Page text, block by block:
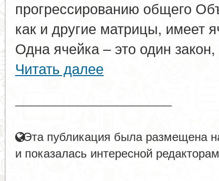
прогрессированию общего
как и другие матрицы, имеет
Одна ячейка – это один закон,
Читать далее
Эта публикация была размещена
и показалась интересной